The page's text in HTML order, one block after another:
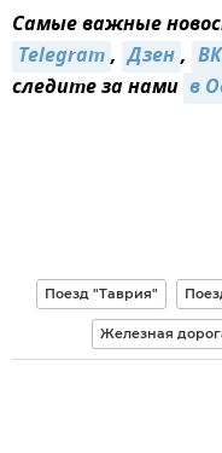
Самые важные
Telegram, Дзен,
следите за нами в
Поезд "Таврия"
Железная